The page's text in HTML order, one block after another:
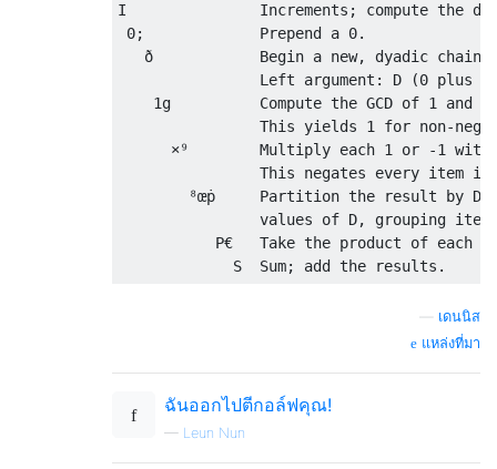
I               Increments; compute the
0;             Prepend a 0.
   ð            Begin a new, dyadic chain.
Left argument: D (0 plus
1g          Compute the GCD of 1 and
This yields 1 for non-
×⁹        Multiply each 1 or -1
This negates every item
⁸œṗ     Partition the result by
values of D, grouping
P€   Take the product of each
เดนนิส
แหล่งที่มา
ฉันออกไปตีกอล์ฟคุณ!
— Leun Nun